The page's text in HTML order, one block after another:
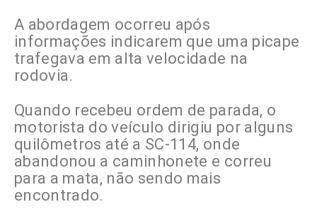
A abordagem ocorreu após
informações indicarem que uma picape
trafegava em alta velocidade na
rodovia.
Quando recebeu ordem de parada, o
motorista do veículo dirigiu por alguns
quilômetros até a SC-114, onde
abandonou a caminhonete e correu
para a mata, não sendo mais
encontrado.